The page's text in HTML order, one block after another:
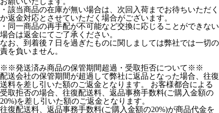
・該当商品の在庫が無い場合は、次回入荷までお待ちいただく
か返金対応とさせていただく場合がございます。
・同一商品の再手配が不可能など交換に応じることができない
場合は返金にてご了承ください。
なお、到着後７日を過ぎたものに関しましては弊社では一切の
責を負いません。
※※発送済み商品の保管期間超過・受取拒否について※※
配送会社の保管期間が超過して弊社に返品となった場合、往復
送料を差し引いた額のご返金となります。 お客様都合による
受取拒否の場合、往復配送料、返品事務手数料(ご購入金額の
20%)を差し引いた額のご返金となります。
往復配送料、返品事務手数料(ご購入金額の20%)が商品代金を